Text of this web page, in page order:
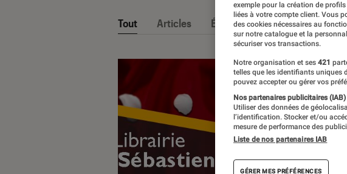
Tout Articles Événéments Sélections et
exemple pour la création de
liées à votre compte client. Vous
des cookies nécessaires au
sur notre catalogue et la
sécuriser vos transactions.
Notre organisation et ses 421
telles que les identifiants uniques
pouvez accepter ou gérer vos
Nos partenaires publicitaires
Utiliser des données de
l’identification. Stocker et/ou
mesure de performance des
Liste de nos partenaires IAB
GÉRER MES PRÉFÉRENCES